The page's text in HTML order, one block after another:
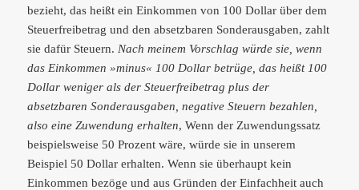
bezieht, das heißt ein Einkommen von 100 Dollar über dem
Steuerfreibetrag und den absetzbaren Sonderausgaben, zahlt
sie dafür Steuern. Nach meinem Vorschlag würde sie, wenn
das Einkommen »minus« 100 Dollar betrüge, das heißt 100
Dollar weniger als der Steuerfreibetrag plus der
absetzbaren Sonderausgaben, negative Steuern bezahlen,
also eine Zuwendung erhalten, Wenn der Zuwendungssatz
beispielsweise 50 Prozent wäre, würde sie in unserem
Beispiel 50 Dollar erhalten. Wenn sie überhaupt kein
Einkommen bezöge und aus Gründen der Einfachheit auch